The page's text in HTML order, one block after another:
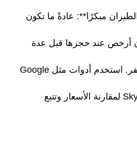
مبكرًا**: عادةً ما تكون
أرخص عند حجزها قبل عدة
أشهر من موعد السفر. استخدم أدوات مثل Google
Flights أو Skyscanner لمقارنة الأسعار وتتبع